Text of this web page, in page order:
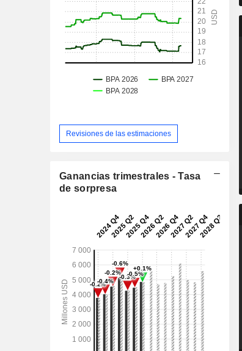
Revisiones de las estimaciones
Ganancias trimestrales - Tasa
de sorpresa